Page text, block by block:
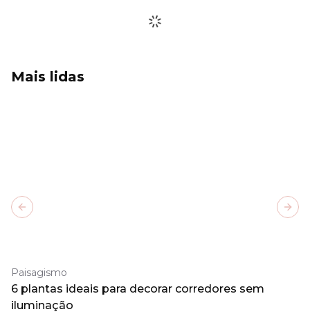
Mais lidas
Paisagismo
6 plantas ideais para decorar corredores sem
iluminação
Previous slide